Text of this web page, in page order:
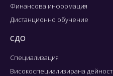
Финансова информация
Дистанционно обучение
СДО
Специализация
Високоспециализирана дейност